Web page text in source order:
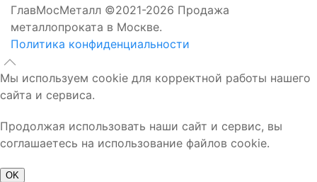
ГлавМосМеталл ©2021-2026 Продажа
металлопроката в Москве.
Политика конфиденциальности
Мы используем cookie для корректной работы нашего
сайта и сервиса.
Продолжая использовать наши сайт и сервис, вы
соглашаетесь на использование файлов cookie.
OK